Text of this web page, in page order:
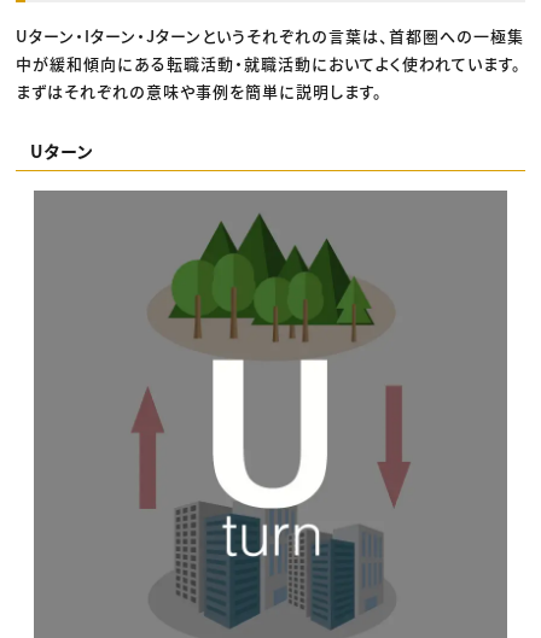
Uターン・Iターン・Jターンというそれぞれの言葉は、首都圏への一極集
中が緩和傾向にある転職活動・就職活動においてよく使われています。
まずはそれぞれの意味や事例を簡単に説明します。
Uターン